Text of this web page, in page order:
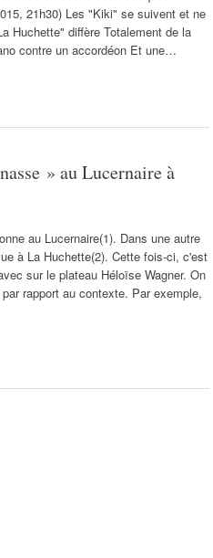
21h30) Les "Kiki" se suivent et ne
Huchette" diffère Totalement de la
contre un accordéon Et une…
» au Lucernaire à
au Lucernaire(1). Dans une autre
à La Huchette(2). Cette fois-ci, c'est
sur le plateau Héloïse Wagner. On
rapport au contexte. Par exemple,